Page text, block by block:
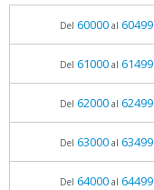
Del 60000al 60499
Del 61000al 61499
Del 62000al 62499
Del 63000al 63499
Del 64000al 64499